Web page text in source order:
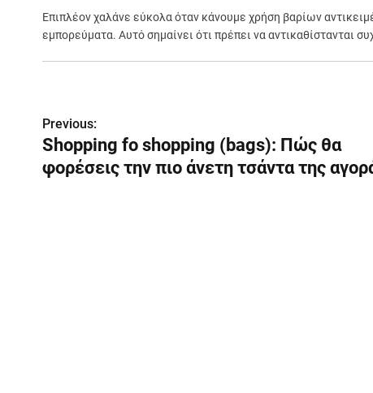
Επιπλέον χαλάνε εύκολα όταν κάνουμε χρήση βαρίων
εμπορεύματα. Αυτό σημαίνει ότι πρέπει να αντικαθίστανται
Π
λ
Previous:
Shopping fo shopping (bags): Πώς θα
φορέσεις την πιο άνετη τσάντα της